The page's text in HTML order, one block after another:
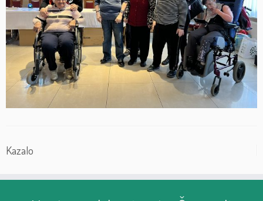
Kazalo